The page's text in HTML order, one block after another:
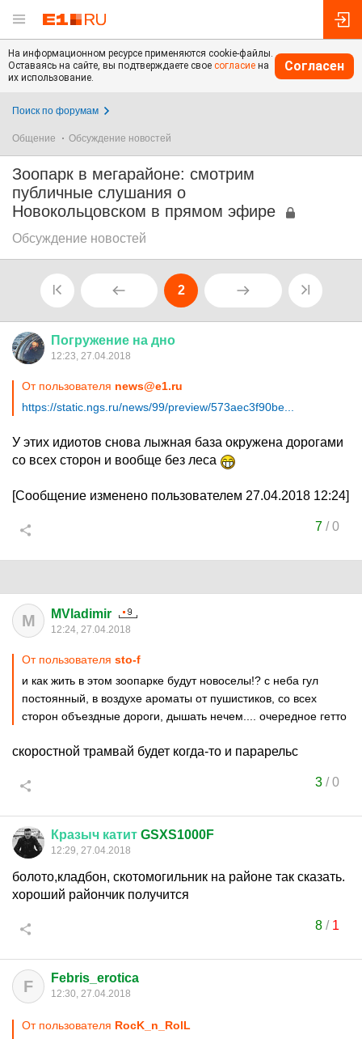
На информационном ресурсе применяются cookie-файлы.
Оставаясь на сайте, вы подтверждаете свое согласие на
их использование.
Согласен
Поиск по форумам
Общение Обсуждение новостей
Зоопарк в мегарайоне: смотрим
публичные слушания о
Новокольцовском в прямом эфире
Обсуждение новостей
2
Погружение на дно
12:23, 27.04.2018
От пользователя news@e1.ru
https://static.ngs.ru/news/99/preview/573aec3f90be...
У этих идиотов снова лыжная база окружена дорогами
со всех сторон и вообще без леса
[Сообщение изменено пользователем 27.04.2018 12:24]
7/0
M MVladimir
12:24, 27.04.2018
От пользователя sto-f
и как жить в этом зоопарке будут новоселы!? с неба гул
постоянный, в воздухе ароматы от пушистиков, со всех
сторон объездные дороги, дышать нечем.... очередное гетто
скоростной трамвай будет когда-то и парарельс
3/0
Кразыч катит GSXS1000F
12:29, 27.04.2018
болото,кладбон, скотомогильник на районе так сказать.
хороший райончик получится
8/ 1
F Febris_erotica
12:30, 27.04.2018
От пользователя RocK_n_RolL